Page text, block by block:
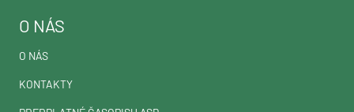
O NÁS
O NÁS
KONTAKTY